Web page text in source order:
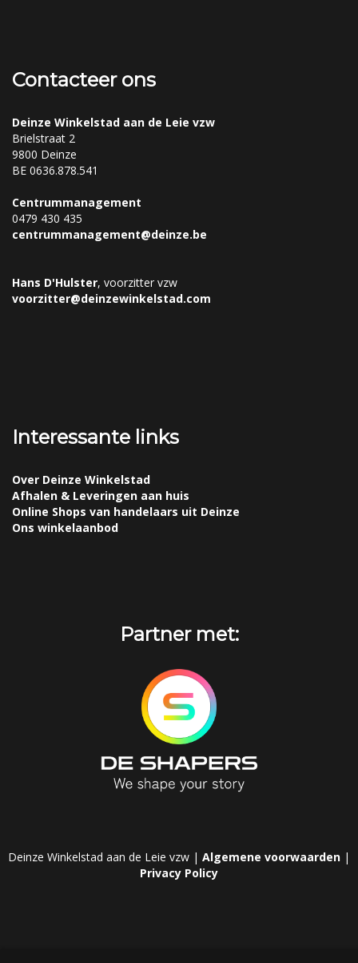
Contacteer ons
Deinze Winkelstad aan de Leie vzw
Brielstraat 2
9800 Deinze
BE 0636.878.541
Centrummanagement
0479 430 435
centrummanagement@deinze.be
Hans D'Hulster, voorzitter vzw
voorzitter@deinzewinkelstad.com
Interessante links
Over Deinze Winkelstad
Afhalen & Leveringen aan huis
Online Shops van handelaars uit Deinze
Ons winkelaanbod
Partner met:
Deinze Winkelstad aan de Leie vzw | Algemene voorwaarden |
Privacy Policy